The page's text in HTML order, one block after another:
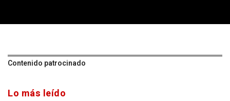
Contenido patrocinado
Lo más leído